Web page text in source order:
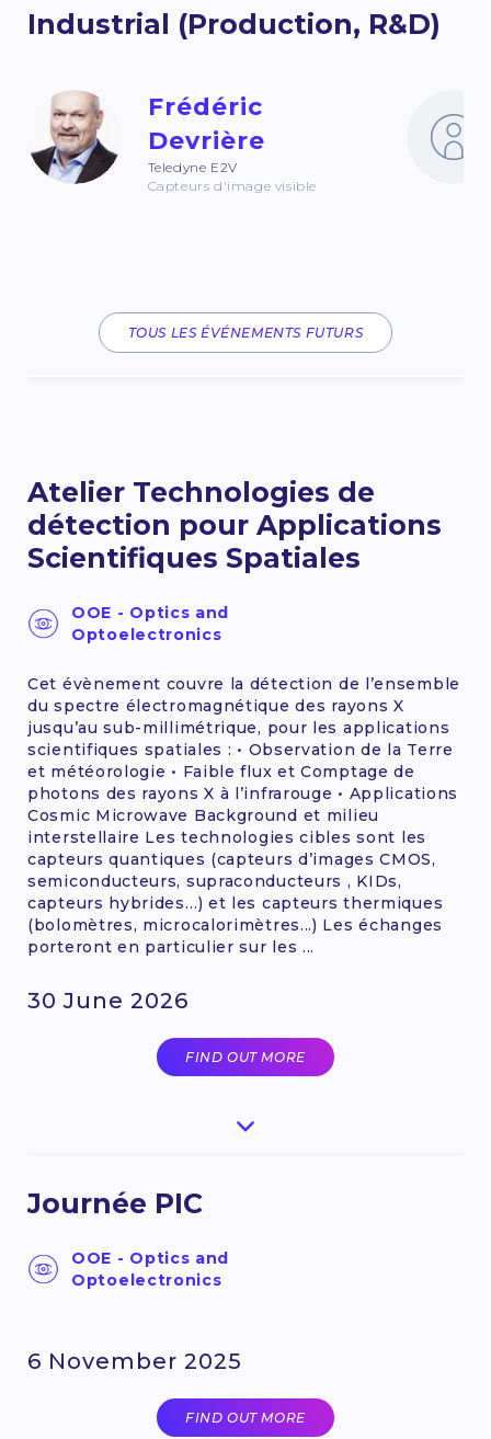
Industrial (Production, R&D)
Frédéric
Devrière
Teledyne E2V
Capteurs d'image visible
TOUS LES ÉVÉNEMENTS FUTURS
30 June 2026
Atelier Technologies de
détection pour Applications
Scientifiques Spatiales
OOE - Optics and
Optoelectronics
Cet évènement couvre la détection de l’ensemble
du spectre électromagnétique des rayons X
jusqu’au sub-millimétrique, pour les applications
scientifiques spatiales : • Observation de la Terre
et météorologie • Faible flux et Comptage de
photons des rayons X à l’infrarouge • Applications
Cosmic Microwave Background et milieu
interstellaire Les technologies cibles sont les
capteurs quantiques (capteurs d’images CMOS,
semiconducteurs, supraconducteurs , KIDs,
capteurs hybrides…) et les capteurs thermiques
(bolomètres, microcalorimètres...) Les échanges
porteront en particulier sur les ...
FIND OUT MORE
6 November 2025
Journée PIC
OOE - Optics and
Optoelectronics
FIND OUT MORE